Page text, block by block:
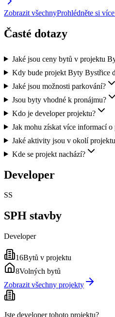
Zobrazit všechnyProhlédněte si
Časté dotazy
Jaké jsou ceny bytů v projektu
Kdy bude projekt Byty Bystřice
Jaké jsou možnosti parkování?
Jsou byty vhodné k pronájmu?
Kdo je developer projektu?
Jak mohu získat více informací o
Jaké aktivity jsou v okolí
Kde se projekt nachází?
Developer
SS
SPH stavby
Developer
16Bytů v projektu
8Volných bytů
Zobrazit všechny projekty
Jste developer tohoto projektu?